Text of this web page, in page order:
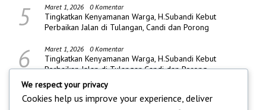
5 Maret 1, 2026 0 Komentar
Tingkatkan Kenyamanan Warga, H.Subandi Kebut
Perbaikan Jalan di Tulangan, Candi dan Porong
6 Maret 1, 2026 0 Komentar
Tingkatkan Kenyamanan Warga, H.Subandi Kebut
Perbaikan Jalan di Tulangan,Candi dan Porong
We respect your privacy
Cookies help us improve your experience, deliver